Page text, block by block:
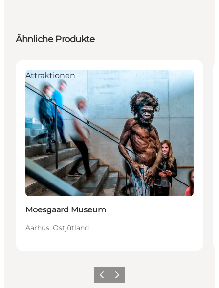
Ähnliche Produkte
Nachhaltig
Attraktionen
Moesgaard Museum
Aarhus, Ostjütland
ZurückWeiter